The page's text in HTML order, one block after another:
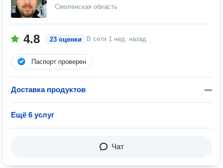
Смоленская область
4.8 23 оценки В сети 1 нед. назад
Паспорт проверен
Доставка продуктов —
Ещё 6 услуг
Чат